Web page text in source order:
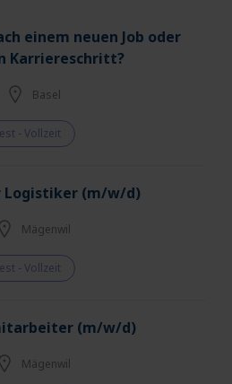
einem neuen Job oder
Karriereschritt?
Basel
- Vollzeit
Logistiker (m/w/d)
Mägenwil
- Vollzeit
(m/w/d)
Mägenwil